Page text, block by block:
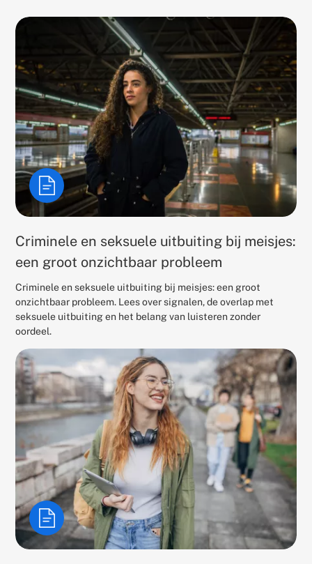
Criminele en seksuele uitbuiting bij meisjes:
een groot onzichtbaar probleem
Criminele en seksuele uitbuiting bij meisjes: een groot
onzichtbaar probleem. Lees over signalen, de overlap met
seksuele uitbuiting en het belang van luisteren zonder
oordeel.